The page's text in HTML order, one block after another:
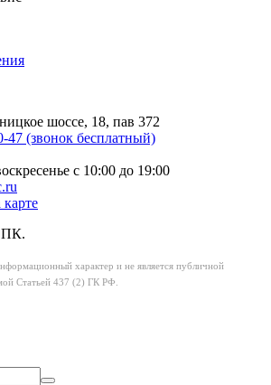
шоссе, 18, пав 372
47 (звонок бесплатный)
с 10:00 до 19:00
ПК.
характер и не является публичной
Статьей 437 (2) ГК РФ.